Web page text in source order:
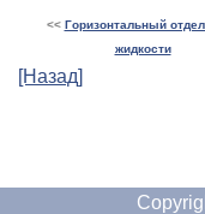
<< Горизонтальный
жидкости
[Назад]